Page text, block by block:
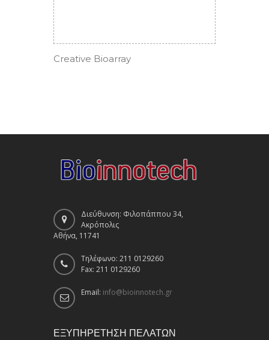
Creative Bioarray
Διεύθυνση: Φιλοπάππου 34,
Ακρόπολις
Αθήνα, 11741
Τηλέφωνο: 211 0129260
Fax: 211 0129260
Email: info@bioinnotech.gr
ΕΞΥΠΗΡΕΤΗΣΗ ΠΕΛΑΤΩΝ